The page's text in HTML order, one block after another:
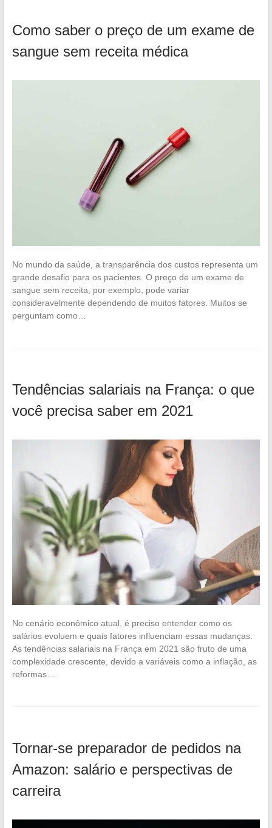
Como saber o preço de um exame de
sangue sem receita médica
No mundo da saúde, a transparência dos custos representa um
grande desafio para os pacientes. O preço de um exame de
sangue sem receita, por exemplo, pode variar
consideravelmente dependendo de muitos fatores. Muitos se
perguntam como…
Tendências salariais na França: o que
você precisa saber em 2021
No cenário econômico atual, é preciso entender como os
salários evoluem e quais fatores influenciam essas mudanças.
As tendências salariais na França em 2021 são fruto de uma
complexidade crescente, devido a variáveis como a inflação, as
reformas…
Tornar-se preparador de pedidos na
Amazon: salário e perspectivas de
carreira